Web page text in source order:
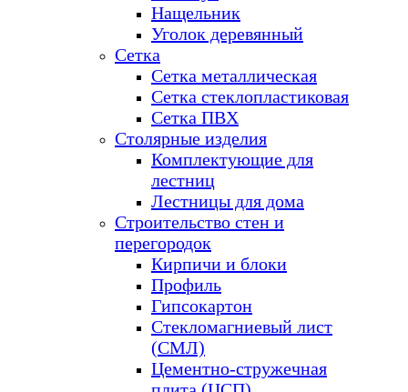
Нащельник
Уголок деревянный
Сетка
Сетка металлическая
Сетка стеклопластиковая
Сетка ПВХ
Столярные изделия
Комплектующие для
лестниц
Лестницы для дома
Строительство стен и
перегородок
Кирпичи и блоки
Профиль
Гипсокартон
Стекломагниевый лист
(СМЛ)
Цементно-стружечная